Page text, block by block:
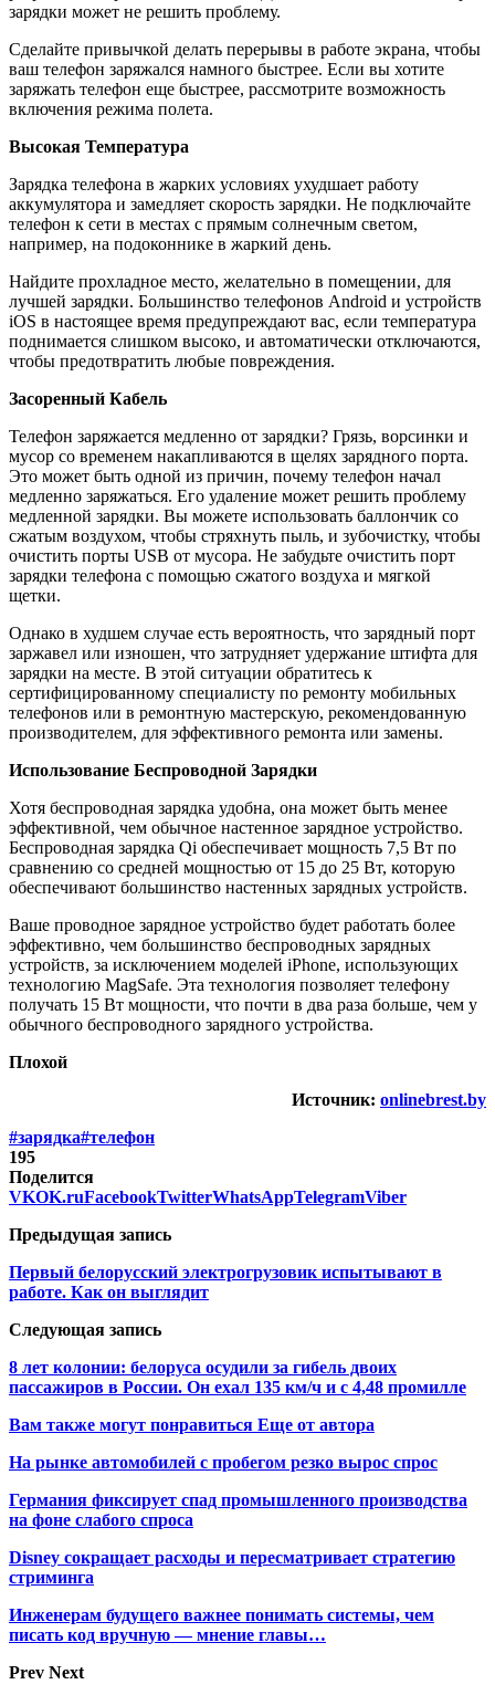
зарядки может не решить проблему.
Сделайте привычкой делать перерывы в работе экрана, чтобы
ваш телефон заряжался намного быстрее. Если вы хотите
заряжать телефон еще быстрее, рассмотрите возможность
включения режима полета.
Высокая Температура
Зарядка телефона в жарких условиях ухудшает работу
аккумулятора и замедляет скорость зарядки. Не подключайте
телефон к сети в местах с прямым солнечным светом,
например, на подоконнике в жаркий день.
Найдите прохладное место, желательно в помещении, для
лучшей зарядки. Большинство телефонов Android и устройств
iOS в настоящее время предупреждают вас, если температура
поднимается слишком высоко, и автоматически отключаются,
чтобы предотвратить любые повреждения.
Засоренный Кабель
Телефон заряжается медленно от зарядки? Грязь, ворсинки и
мусор со временем накапливаются в щелях зарядного порта.
Это может быть одной из причин, почему телефон начал
медленно заряжаться. Его удаление может решить проблему
медленной зарядки. Вы можете использовать баллончик со
сжатым воздухом, чтобы стряхнуть пыль, и зубочистку, чтобы
очистить порты USB от мусора. Не забудьте очистить порт
зарядки телефона с помощью сжатого воздуха и мягкой
щетки.
Однако в худшем случае есть вероятность, что зарядный порт
заржавел или изношен, что затрудняет удержание штифта для
зарядки на месте. В этой ситуации обратитесь к
сертифицированному специалисту по ремонту мобильных
телефонов или в ремонтную мастерскую, рекомендованную
производителем, для эффективного ремонта или замены.
Использование Беспроводной Зарядки
Хотя беспроводная зарядка удобна, она может быть менее
эффективной, чем обычное настенное зарядное устройство.
Беспроводная зарядка Qi обеспечивает мощность 7,5 Вт по
сравнению со средней мощностью от 15 до 25 Вт, которую
обеспечивают большинство настенных зарядных устройств.
Ваше проводное зарядное устройство будет работать более
эффективно, чем большинство беспроводных зарядных
устройств, за исключением моделей iPhone, использующих
технологию MagSafe. Эта технология позволяет телефону
получать 15 Вт мощности, что почти в два раза больше, чем у
обычного беспроводного зарядного устройства.
Плохой
Источник: onlinebrest.by
#зарядка#телефон
195
Поделится
VKOK.ruFacebookTwitterWhatsAppTelegramViber
Предыдущая запись
Первый белорусский электрогрузовик испытывают в
работе. Как он выглядит
Следующая запись
8 лет колонии: белоруса осудили за гибель двоих
пассажиров в России. Он ехал 135 км/ч и с 4,48 промилле
Вам также могут понравиться Еще от автора
На рынке автомобилей с пробегом резко вырос спрос
Германия фиксирует спад промышленного производства
на фоне слабого спроса
Disney сокращает расходы и пересматривает стратегию
стриминга
Инженерам будущего важнее понимать системы, чем
писать код вручную — мнение главы…
Prev Next